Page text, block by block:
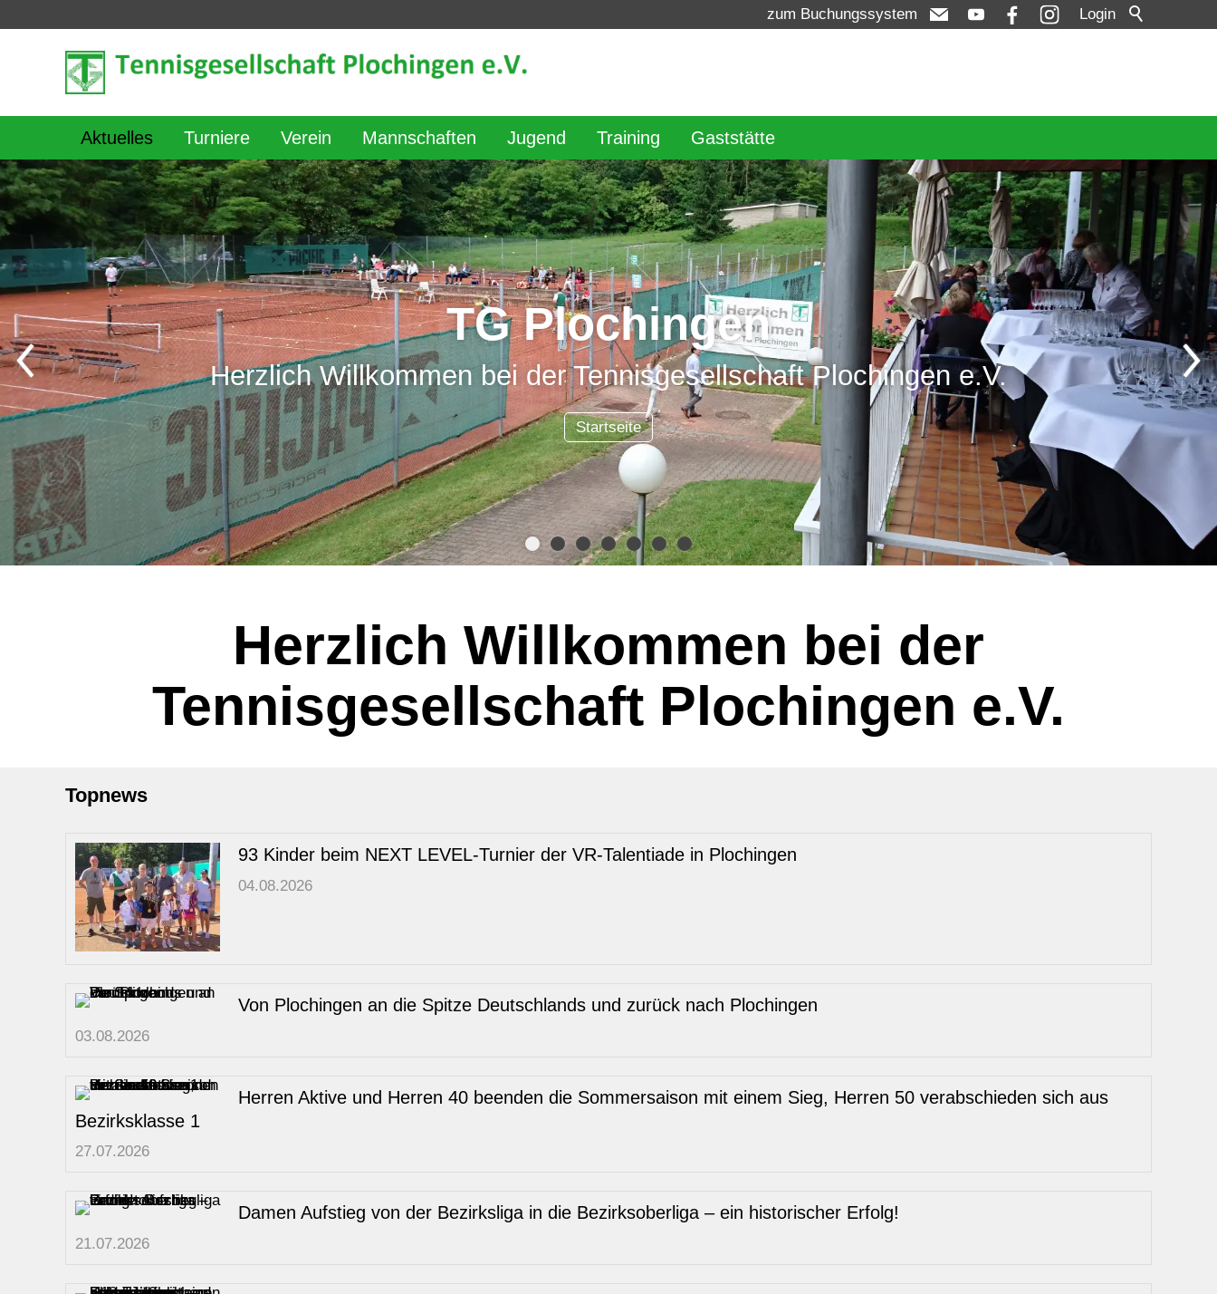
Login
zum Buchungssystem
Aktuelles Turniere Verein Mannschaften Jugend Training Gaststätte
Turniere
Wer ist der Beste?
Turnierübersicht
Herzlich Willkommen bei der
Tennisgesellschaft Plochingen e.V.
Topnews
93 Kinder beim NEXT LEVEL-Turnier der VR-Talentiade in Plochingen
04.08.2026
Von Plochingen an die Spitze Deutschlands und zurück nach Plochingen
03.08.2026
Herren Aktive und Herren 40 beenden die Sommersaison mit einem Sieg, Herren 50 verabschieden sich aus
Bezirksklasse 1
27.07.2026
Damen Aufstieg von der Bezirksliga in die Bezirksoberliga – ein historischer Erfolg!
21.07.2026